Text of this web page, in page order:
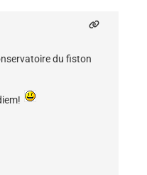
du fiston